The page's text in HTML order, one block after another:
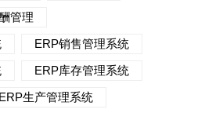
管理
ERP销售管理系统
ERP库存管理系统
ERP生产管理系统